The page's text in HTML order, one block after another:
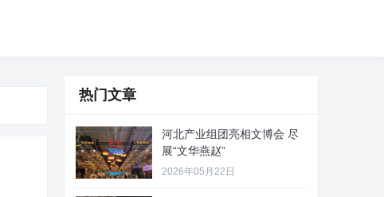
热门文章
河北产业组团亮相文博会 尽
展“文华燕赵”
2026年05月22日